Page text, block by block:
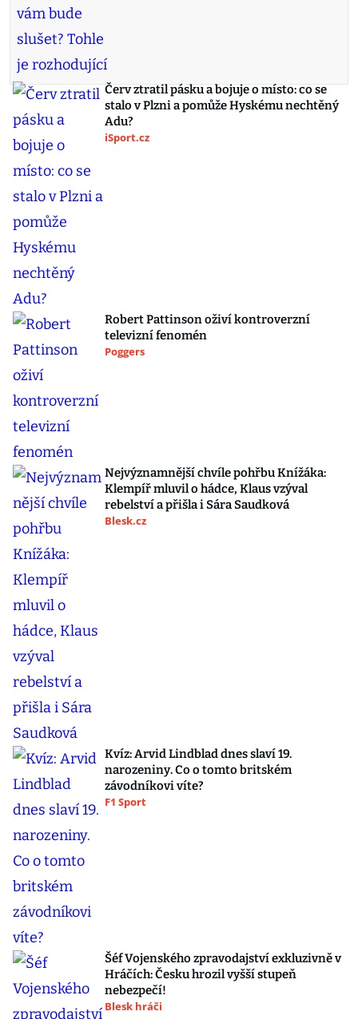
Červ ztratil pásku a bojuje o místo: co se
stalo v Plzni a pomůže Hyskému nechtěný
Adu?
iSport.cz
Robert Pattinson oživí kontroverzní
televizní fenomén
Poggers
Nejvýznamnější chvíle pohřbu Knížáka:
Klempíř mluvil o hádce, Klaus vzýval
rebelství a přišla i Sára Saudková
Blesk.cz
Kvíz: Arvid Lindblad dnes slaví 19.
narozeniny. Co o tomto britském
závodníkovi víte?
F1 Sport
Šéf Vojenského zpravodajství exkluzivně v
Hráčích: Česku hrozil vyšší stupeň
nebezpečí!
Blesk hráči